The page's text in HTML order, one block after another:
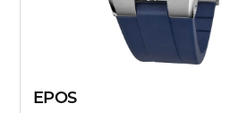
EPOS